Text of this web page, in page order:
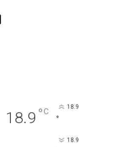
18.9 °C 18.9
°
18.9